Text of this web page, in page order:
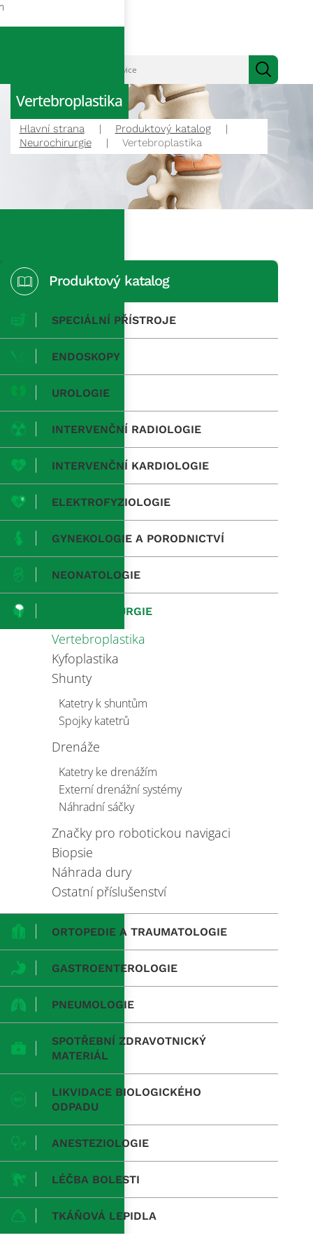
Vertebroplastika
Hlavní strana
Produktový katalog
Neurochirurgie
Vertebroplastika
Produktový katalog
SPECIÁLNÍ PŘÍSTROJE
ENDOSKOPY
UROLOGIE
INTERVENČNÍ RADIOLOGIE
INTERVENČNÍ KARDIOLOGIE
ELEKTROFYZIOLOGIE
GYNEKOLOGIE A PORODNICTVÍ
NEONATOLOGIE
NEUROCHIRURGIE
Vertebroplastika
Kyfoplastika
Shunty
Katetry k shuntům
Spojky katetrů
Drenáže
Katetry ke drenážím
Externí drenážní systémy
Náhradní sáčky
Značky pro robotickou navigaci
Biopsie
Náhrada dury
Ostatní příslušenství
ORTOPEDIE A TRAUMATOLOGIE
GASTROENTEROLOGIE
PNEUMOLOGIE
SPOTŘEBNÍ ZDRAVOTNICKÝ
MATERIÁL
LIKVIDACE BIOLOGICKÉHO
ODPADU
ANESTEZIOLOGIE
LÉČBA BOLESTI
TKÁŇOVÁ LEPIDLA